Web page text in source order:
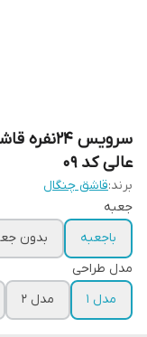
سرویس
عالی کد 09
برند:قاشق چنگال
جعبه
باجعبه
بدون
مدل طراحی
مدل ۱
مدل ۲